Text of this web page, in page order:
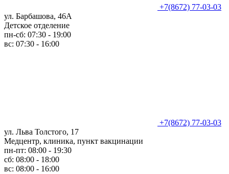
+7(8672) 77-03-03
ул. Барбашова, 46А
Детское отделение
пн-сб: 07:30 - 19:00
вс: 07:30 - 16:00
+7(8672) 77-03-03
ул. Льва Толстого, 17
Медцентр, клиника, пункт вакцинации
пн-пт: 08:00 - 19:30
сб: 08:00 - 18:00
вс: 08:00 - 16:00